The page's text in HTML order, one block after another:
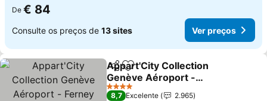
De € 84
Consulte os preços de 13 sites Ver preços
PartilharAdicionar aos favoritos
Appart'City Collection
Genève Aéroport -
Ferney Voltaire
Ver preços
4 Estrelas
8,7 Excelente
2.965